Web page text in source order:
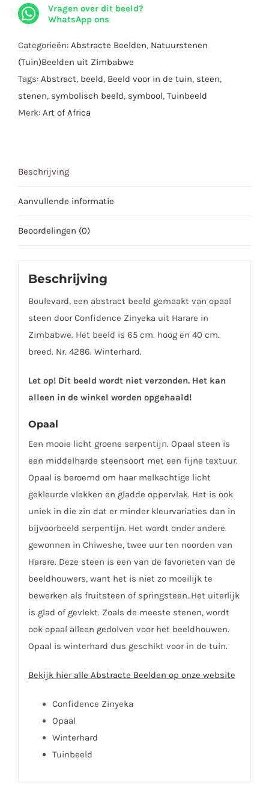
and
-
65
cm.
aantal
Vragen over dit beeld?
WhatsApp ons
Categorieën: Abstracte Beelden, Natuurstenen
(Tuin)Beelden uit Zimbabwe
Tags: Abstract, beeld, Beeld voor in de tuin, steen,
stenen, symbolisch beeld, symbool, Tuinbeeld
Merk: Art of Africa
Beschrijving
Aanvullende informatie
Beoordelingen (0)
Beschrijving
Boulevard, een abstract beeld gemaakt van opaal
steen door Confidence Zinyeka uit Harare in
Zimbabwe. Het beeld is 65 cm. hoog en 40 cm.
breed. Nr. 4286. Winterhard.
Let op! Dit beeld wordt niet verzonden. Het kan
alleen in de winkel worden opgehaald!
Opaal
Een mooie licht groene serpentijn. Opaal steen is
een middelharde steensoort met een fijne textuur.
Opaal is beroemd om haar melkachtige licht
gekleurde vlekken en gladde oppervlak. Het is ook
uniek in die zin dat er minder kleurvariaties dan in
bijvoorbeeld serpentijn. Het wordt onder andere
gewonnen in Chiweshe, twee uur ten noorden van
Harare. Deze steen is een van de favorieten van de
beeldhouwers, want het is niet zo moeilijk te
bewerken als fruitsteen of springsteen..Het uiterlijk
is glad of gevlekt. Zoals de meeste stenen, wordt
ook opaal alleen gedolven voor het beeldhouwen.
Opaal is winterhard dus geschikt voor in de tuin.
Bekijk hier alle Abstracte Beelden op onze website
Confidence Zinyeka
Opaal
Winterhard
Tuinbeeld